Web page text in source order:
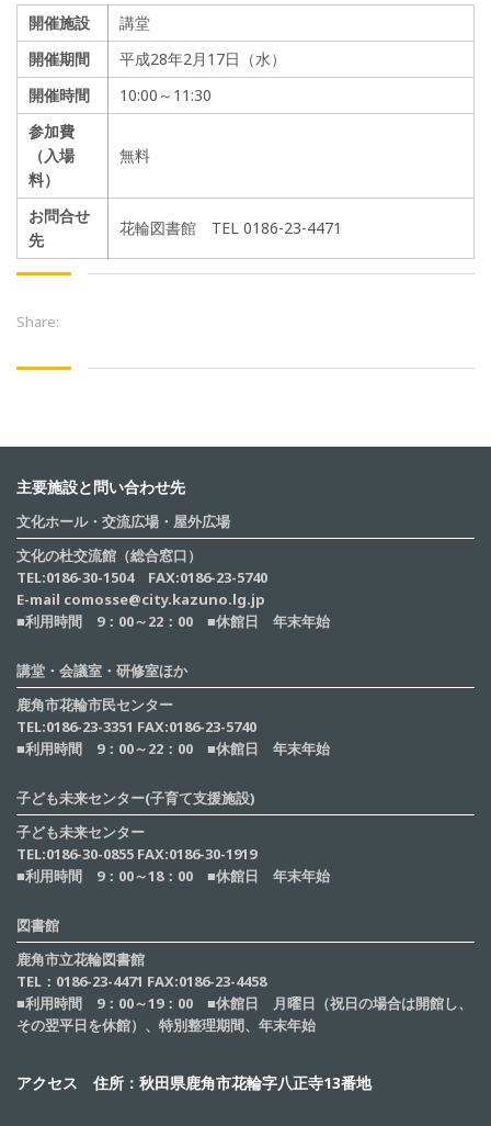
開催施設
講堂
開催期間
平成28年2月17日（水）
開催時間
10:00～11:30
参加費
（入場
料）
無料
お問合せ
先
花輪図書館 TEL 0186-23-4471
Share:
主要施設と問い合わせ先
文化ホール・交流広場・屋外広場
文化の杜交流館（総合窓口）
TEL:0186-30-1504 FAX:0186-23-5740
E-mail comosse@city.kazuno.lg.jp
■利用時間 9：00～22：00 ■休館日 年末年始
講堂・会議室・研修室ほか
鹿角市花輪市民センター
TEL:0186-23-3351 FAX:0186-23-5740
■利用時間 9：00～22：00 ■休館日 年末年始
子ども未来センター(子育て支援施設)
子ども未来センター
TEL:0186-30-0855 FAX:0186-30-1919
■利用時間 9：00～18：00 ■休館日 年末年始
図書館
鹿角市立花輪図書館
TEL：0186-23-4471 FAX:0186-23-4458
■利用時間 9：00～19：00 ■休館日 月曜日（祝日の場合は開館し、
その翌平日を休館）、特別整理期間、年末年始
アクセス 住所：秋田県鹿角市花輪字八正寺13番地